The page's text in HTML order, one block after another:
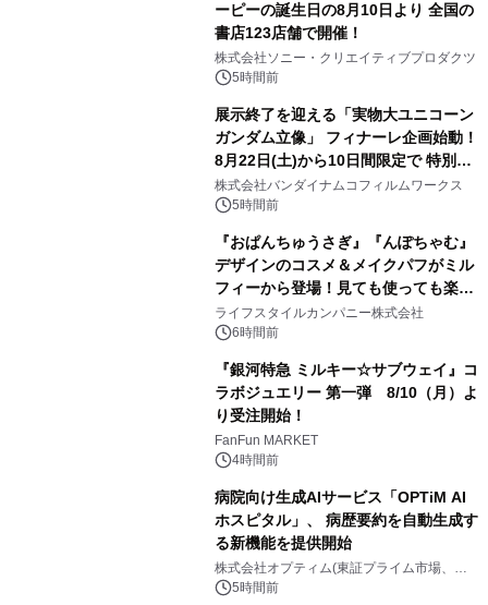
ーピーの誕生日の8月10日より 全国の
書店123店舗で開催！
株式会社ソニー・クリエイティブプロダクツ
5時間前
展示終了を迎える「実物大ユニコーン
ガンダム立像」 フィナーレ企画始動！
8月22日(土)から10日間限定で 特別映
像『UNICORN GUNDAM Statue ―
BEYOND POSSIBILITY ―』を上映！
株式会社バンダイナムコフィルムワークス
5時間前
『おぱんちゅうさぎ』『んぽちゃむ』
デザインのコスメ＆メイクパフがミル
フィーから登場！見ても使っても楽し
い、ポップでキュートなコレクショ
ン。
ライフスタイルカンパニー株式会社
6時間前
『銀河特急 ミルキー☆サブウェイ』コ
ラボジュエリー 第一弾 8/10（月）よ
り受注開始！
FanFun MARKET
4時間前
病院向け生成AIサービス「OPTiM AI
ホスピタル」、 病歴要約を自動生成す
る新機能を提供開始
株式会社オプティム(東証プライム市場、コ
ード：3694)
5時間前